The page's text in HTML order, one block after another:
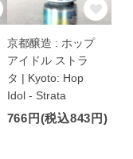
京都醸造 : ホップ
アイドル ストラ
タ | Kyoto: Hop
Idol - Strata
766円(税込843円)